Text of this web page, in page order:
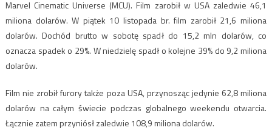
Marvel Cinematic Universe (MCU). Film zarobił w USA zaledwie 46,1
miliona dolarów. W piątek 10 listopada br. film zarobił 21,6 miliona
dolarów. Dochód brutto w sobotę spadł do 15,2 mln dolarów, co
oznacza spadek o 29%. W niedzielę spadł o kolejne 39% do 9,2 miliona
dolarów.
Film nie zrobił furory także poza USA, przynosząc jedynie 62,8 miliona
dolarów na całym świecie podczas globalnego weekendu otwarcia.
Łącznie zatem przyniósł zaledwie 108,9 miliona dolarów.